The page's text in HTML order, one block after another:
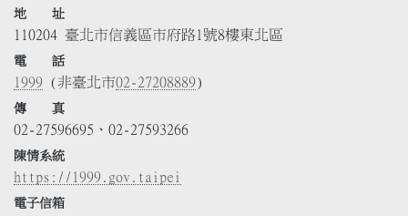
地 址
110204 臺北市信義區市府路1號8樓東北區
電 話
1999 (非臺北市02-27208889)
傳 真
02-27596695、02-27593266
陳情系統
https://1999.gov.taipei
電子信箱